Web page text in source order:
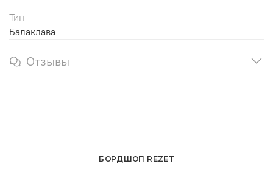
Тип
Балаклава
Отзывы
БОРДШОП REZET